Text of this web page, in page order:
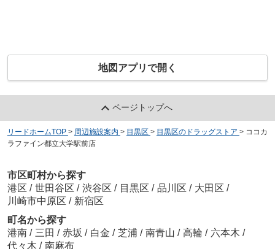
地図アプリで開く
ページトップへ
リードホームTOP > 周辺施設案内 > 目黒区 > 目黒区のドラッグストア > ココカ
ラファイン都立大学駅前店
市区町村から探す
港区 / 世田谷区 / 渋谷区 / 目黒区 / 品川区 / 大田区 /
川崎市中原区 / 新宿区
町名から探す
港南 / 三田 / 赤坂 / 白金 / 芝浦 / 南青山 / 高輪 / 六本木 /
代々木 / 南麻布